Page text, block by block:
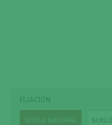
FIJACION
SUELO NATURAL